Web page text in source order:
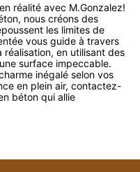
réalité avec M.Gonzalez!
nous créons des
les limites de
vous guide à travers
en utilisant des
surface impeccable.
inégalé selon vos
en plein air, contactez-
béton qui allie